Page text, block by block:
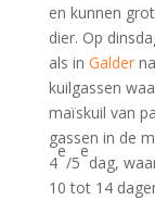
en kunnen
dier. Op
als in Galder
kuilgassen
maïskuil van
gassen in de
4
e
/5
e
dag,
10 tot 14